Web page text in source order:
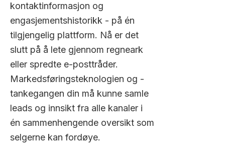
kontaktinformasjon og
engasjementshistorikk - på én
tilgjengelig plattform. Nå er det
slutt på å lete gjennom regneark
eller spredte e-posttråder.
Markedsføringsteknologien og -
tankegangen din må kunne samle
leads og innsikt fra alle kanaler i
én sammenhengende oversikt som
selgerne kan fordøye.